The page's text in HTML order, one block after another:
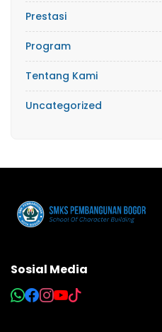
Prestasi
Program
Tentang Kami
Uncategorized
Sosial Media